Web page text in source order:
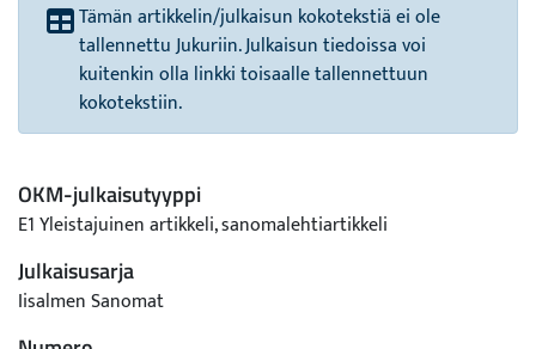
Tämän artikkelin/julkaisun kokotekstiä ei ole
tallennettu Jukuriin. Julkaisun tiedoissa voi
kuitenkin olla linkki toisaalle tallennettuun
kokotekstiin.
OKM-julkaisutyyppi
E1 Yleistajuinen artikkeli, sanomalehtiartikkeli
Julkaisusarja
Iisalmen Sanomat